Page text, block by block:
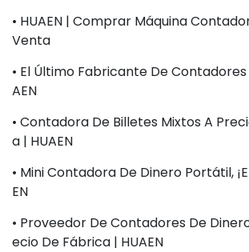
• HUAEN | Comprar Máquina
Venta
• El Último Fabricante De
AEN
• Contadora De Billetes Mixtos A
A | HUAEN
• Mini Contadora De Dinero Portátil,
EN
• Proveedor De Contadores De
Ecio De Fábrica | HUAEN